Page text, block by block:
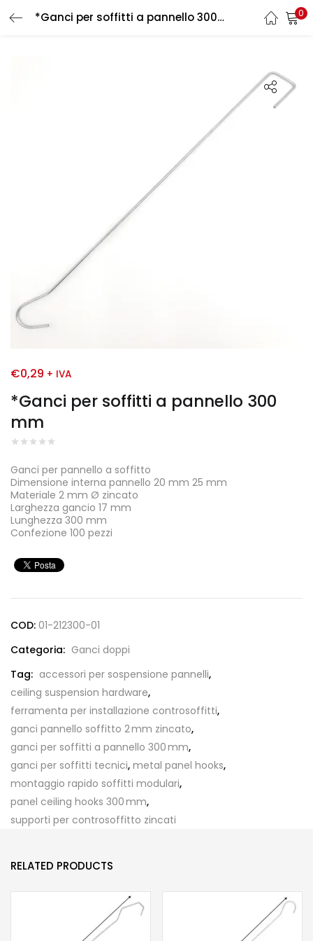
*Ganci per soffitti a pannello 300 mm 0
*Ganci per soffitti a pannello 300
mm
€0,29 + IVA
Ganci per pannello a soffitto
Dimensione interna pannello 20 mm 25 mm
Materiale 2 mm Ø zincato
Larghezza gancio 17 mm
Lunghezza 300 mm
Confezione 100 pezzi
COD: 01-212300-01
Categoria: Ganci doppi
Tag: accessori per sospensione pannelli,
ceiling suspension hardware,
ferramenta per installazione controsoffitti,
ganci pannello soffitto 2 mm zincato,
ganci per soffitti a pannello 300 mm,
ganci per soffitti tecnici, metal panel hooks,
montaggio rapido soffitti modulari,
panel ceiling hooks 300 mm,
supporti per controsoffitto zincati
RELATED PRODUCTS
LOGIN REGISTER
Login